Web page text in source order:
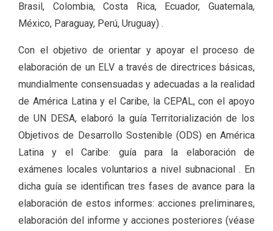
Brasil, Colombia, Costa Rica, Ecuador, Guatemala,
México, Paraguay, Perú, Uruguay) .
Con el objetivo de orientar y apoyar el proceso de
elaboración de un ELV a través de directrices básicas,
mundialmente consensuadas y adecuadas a la realidad
de América Latina y el Caribe, la CEPAL, con el apoyo
de UN DESA, elaboró la guía Territorialización de los
Objetivos de Desarrollo Sostenible (ODS) en América
Latina y el Caribe: guía para la elaboración de
exámenes locales voluntarios a nivel subnacional . En
dicha guía se identifican tres fases de avance para la
elaboración de estos informes: acciones preliminares,
elaboración del informe y acciones posteriores (véase